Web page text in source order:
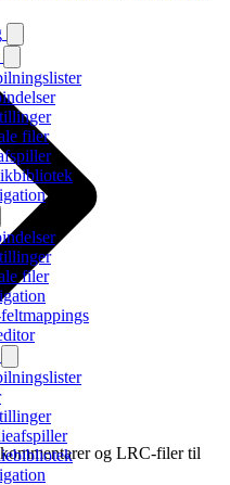
filer
filer
kommentarer og LRC-filer til